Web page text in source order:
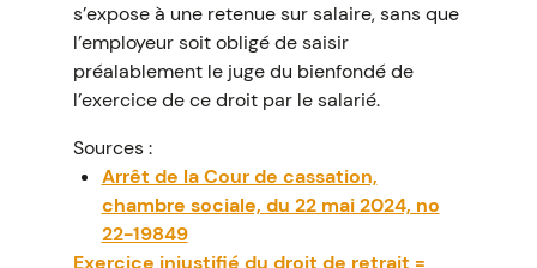
s’expose à une retenue sur salaire, sans que
l’employeur soit obligé de saisir
préalablement le juge du bienfondé de
l’exercice de ce droit par le salarié.
Sources :
Arrêt de la Cour de cassation,
chambre sociale, du 22 mai 2024, no
22-19849
Exercice injustifié du droit de retrait =